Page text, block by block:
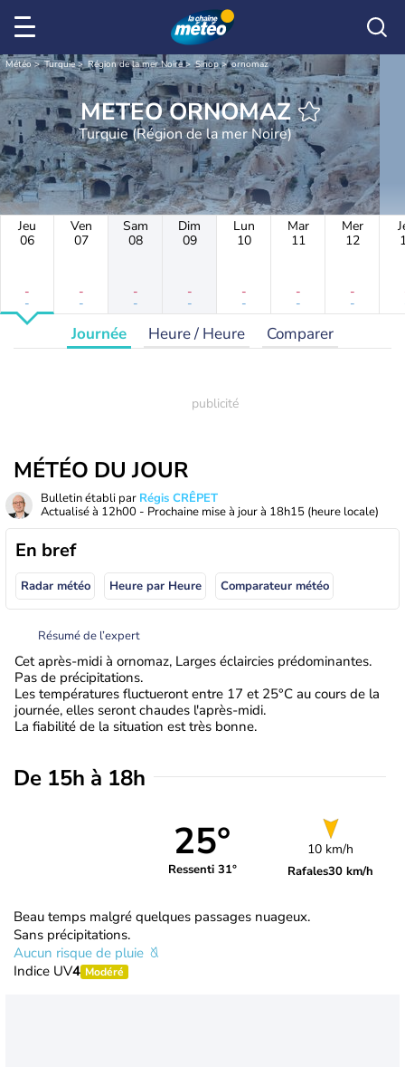
Météo Turquie Région de la mer Noire Sinop ornomaz
METEO ORNOMAZ
Turquie (Région de la mer Noire)
Jeu
06
-
-
Ven
07
-
-
Sam
08
-
-
Dim
09
-
-
Lun
10
-
-
Mar
11
-
-
Mer
12
-
-
Journée Heure / Heure Comparer
MÉTÉO DU JOUR
Bulletin établi par Régis CRÊPET
Actualisé à 12h00 - Prochaine mise à jour à 18h15 (heure locale)
En bref
Radar météo Heure par Heure Comparateur météo
Résumé de l’expert
Cet après-midi à ornomaz, Larges éclaircies prédominantes.
Pas de précipitations.
Les températures fluctueront entre 17 et 25°C au cours de la
journée, elles seront chaudes l'après-midi.
La fiabilité de la situation est très bonne.
De 15h à 18h
25°
Ressenti 31°
10 km/h
Rafales30 km/h
Beau temps malgré quelques passages nuageux.
Sans précipitations.
Aucun risque de pluie
Indice UV4 Modéré